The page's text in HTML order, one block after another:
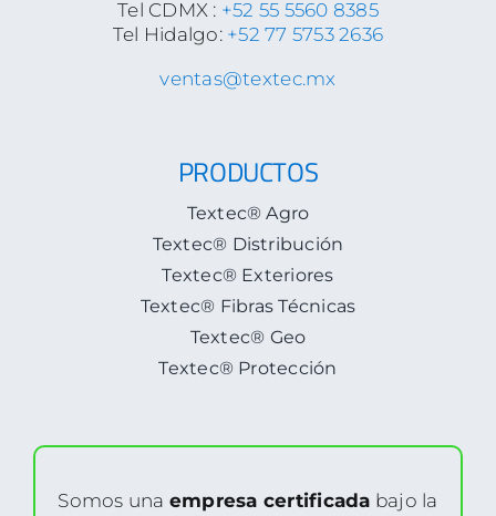
CONTACTO
Tel CDMX : +52 55 5560 8385
Tel Hidalgo: +52 77 5753 2636
ventas@textec.mx
PRODUCTOS
Textec® Agro
Textec® Distribución
Textec® Exteriores
Textec® Fibras Técnicas
Textec® Geo
Textec® Protección
Somos una empresa certificada bajo la